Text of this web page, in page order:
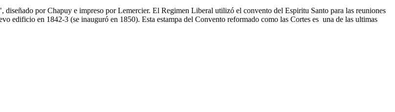
por Chapuy e impreso por Lemercier. El Regimen Liberal utilizó el convento del Espiritu Santo para las reuniones
edificio en 1842-3 (se inauguró en 1850). Esta estampa del Convento reformado como las Cortes es una de las ultimas